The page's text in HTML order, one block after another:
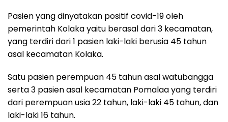
Pasien yang dinyatakan positif covid-19 oleh
pemerintah Kolaka yaitu berasal dari 3 kecamatan,
yang terdiri dari 1 pasien laki-laki berusia 45 tahun
asal kecamatan Kolaka.
Satu pasien perempuan 45 tahun asal watubangga
serta 3 pasien asal kecamatan Pomalaa yang terdiri
dari perempuan usia 22 tahun, laki-laki 45 tahun, dan
laki-laki 16 tahun.